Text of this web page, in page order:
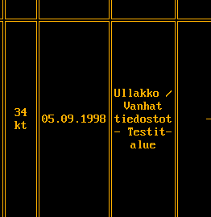
34
kt
05.09.1998
Ullakko /
Vanhat
tiedostot
- Testit-
alue